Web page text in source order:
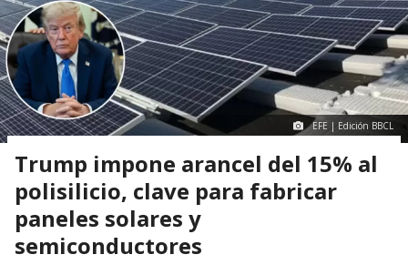
EFE | Edición BBCL
Trump impone arancel del 15% al
polisilicio, clave para fabricar
paneles solares y
semiconductores